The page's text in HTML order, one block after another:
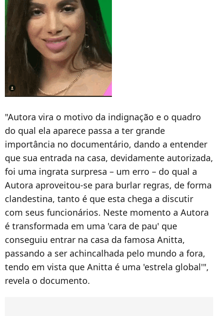
"Autora vira o motivo da indignação e o quadro
do qual ela aparece passa a ter grande
importância no documentário, dando a entender
que sua entrada na casa, devidamente autorizada,
foi uma ingrata surpresa – um erro – do qual a
Autora aproveitou-se para burlar regras, de forma
clandestina, tanto é que esta chega a discutir
com seus funcionários. Neste momento a Autora
é transformada em uma 'cara de pau' que
conseguiu entrar na casa da famosa Anitta,
passando a ser achincalhada pelo mundo a fora,
tendo em vista que Anitta é uma 'estrela global'",
revela o documento.